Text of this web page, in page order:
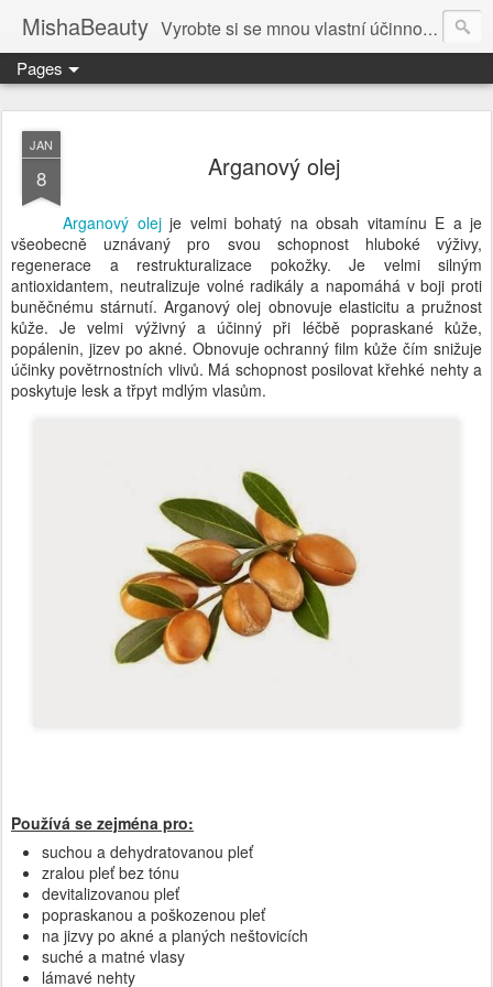
MishaBeauty Vyrobte si se mnou vlastní účinnou kosmetiku. Návody pre výrobu vlastnej kozmetiky.
Pages
JAN
8 Arganový olej
Arganový olejje velmi bohatý na obsah vitamínu E a je
všeobecně uznávaný pro svou schopnost hluboké výživy,
regenerace a restrukturalizace pokožky. Je velmi silným
antioxidantem, neutralizuje volné radikály a napomáhá v boji proti
buněčnému stárnutí. Arganový olej obnovuje elasticitu a pružnost
kůže. Je velmi výživný a účinný při léčbě popraskané kůže,
popálenin, jizev po akné. Obnovuje ochranný film kůže čím snižuje
účinky povětrnostních vlivů. Má schopnost posilovat křehké nehty a
poskytuje lesk a třpyt mdlým vlasům.
Používá se zejména pro:
suchou a dehydratovanou pleť
zralou pleť bez tónu
devitalizovanou pleť
popraskanou a poškozenou pleť
na jizvy po akné a planých neštovicích
suché a matné vlasy
lámavé nehty